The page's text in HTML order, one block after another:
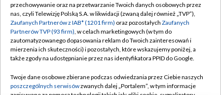
Abonament TVP
Emisja w TVP
Centrum informacji TVP
Naziemna Telewizja Cyfrowa
Rada Programowa
Regulamin TVP
Polityka prywatności
Moje zgody
Pomoc
Kontakt
przechowywanie oraz na przetwarzanie Twoich danych osobowych przez
nas, czyli Telewizję Polską S.A. w likwidacji (zwaną dalej również „TVP”),
Zaufanych Partnerów z IAB* (1201 firm) oraz pozostałych Zaufanych
Partnerów TVP (93 firm), w celach marketingowych (w tym do
zautomatyzowanego dopasowania reklam do Twoich zainteresowań i
mierzenia ich skuteczności) i pozostałych, które wskazujemy poniżej, a
także zgody na udostępnianie przez nas identyfikatora PPID do Google.
Twoje dane osobowe zbierane podczas odwiedzania przez Ciebie naszych
poszczególnych serwisówzwanych dalej „Portalem”, w tym informacje